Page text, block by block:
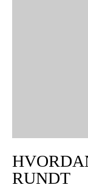
RUNDT